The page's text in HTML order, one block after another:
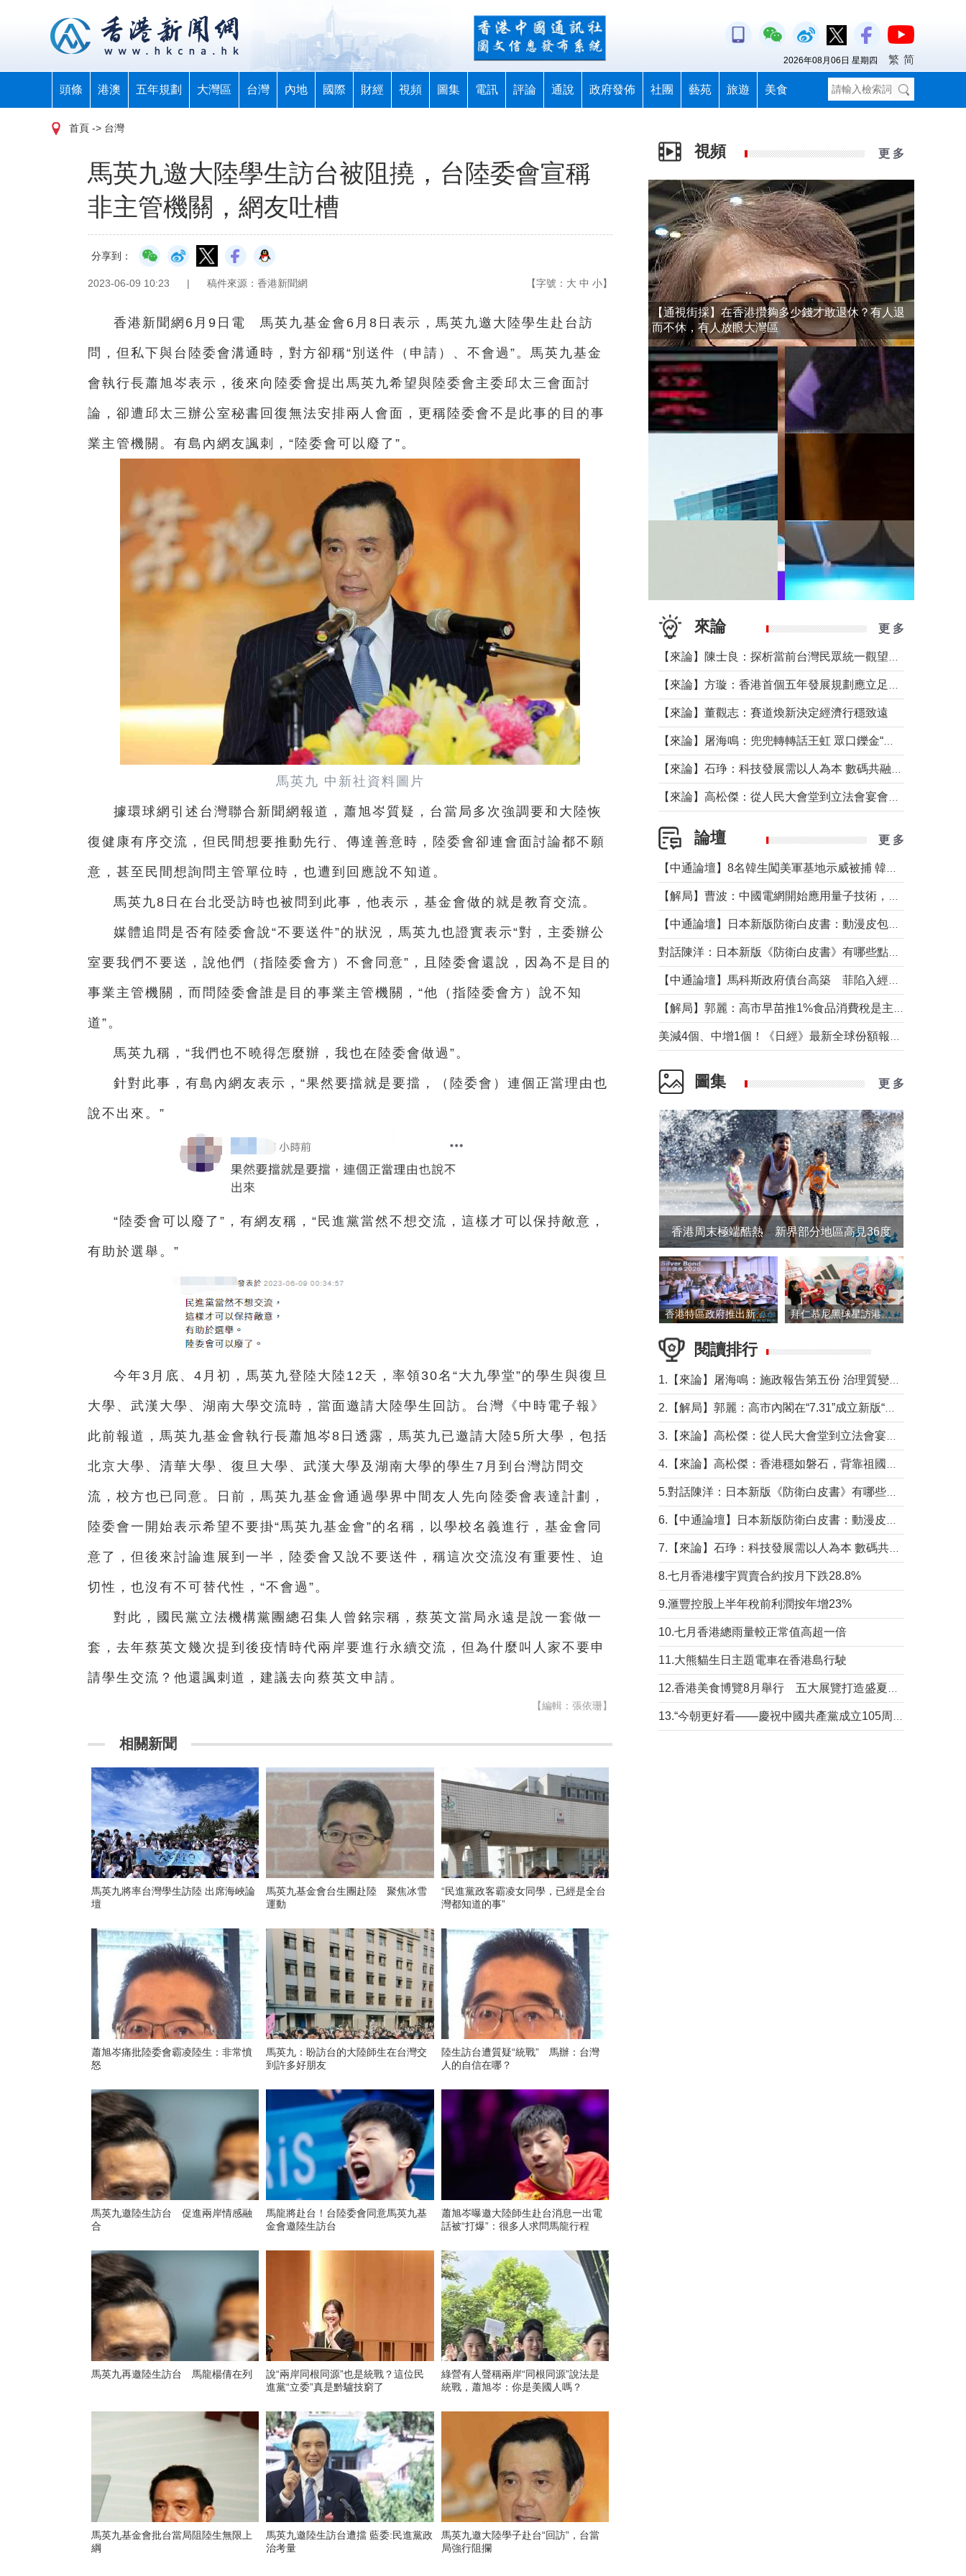
頭條 港澳 五年規劃 大灣區 台灣 內地 國際 財經 視頻 圖集 電訊 評論 通說 政府發佈 社團 藝苑 旅遊 美食
2026年08月06日 星期四 繁 简
首頁 -> 台灣
馬英九邀大陸學生訪台被阻撓，台陸委會宣稱
非主管機關，網友吐槽
分享到：
2023-06-09 10:23 | 稿件來源：香港新聞網 【字號： 大 中 小】
香港新聞網6月9日電 馬英九基金會6月8日表示，馬英九邀大陸學生赴台訪
問，但私下與台陸委會溝通時，對方卻稱“別送件（申請）、不會過”。馬英九基金
會執行長蕭旭岑表示，後來向陸委會提出馬英九希望與陸委會主委邱太三會面討
論，卻遭邱太三辦公室秘書回復無法安排兩人會面，更稱陸委會不是此事的目的事
業主管機關。有島內網友諷刺，“陸委會可以廢了”。
馬英九 中新社資料圖片
據環球網引述台灣聯合新聞網報道 ，蕭旭岑質疑，台當局多次強調要和大陸恢
復健康有序交流，但民間想要推動先行、傳達善意時，陸委會卻連會面討論都不願
意，甚至民間想詢問主管單位時，也遭到回應說不知道。
馬英九8日在台北受訪時也被問到此事，他表示，基金會做的就是教育交流。
媒體追問是否有陸委會說“不要送件”的狀況，馬英九也證實表示“對，主委辦公
室要我們不要送，說他們（指陸委會方）不會同意”，且陸委會還說，因為不是目的
事業主管機關，而問陸委會誰是目的事業主管機關，“他（指陸委會方）說不知
道”。
馬英九稱，“我們也不曉得怎麼辦，我也在陸委會做過”。
針對此事，有島內網友表示，“果然要擋就是要擋，（陸委會）連個正當理由也
說不出來。”
“陸委會可以廢了”，有網友稱，“民進黨當然不想交流，這樣才可以保持敵意，
有助於選舉。”
今年3月底、4月初，馬英九登陸大陸12天，率領30名“大九學堂”的學生與復旦
大學、武漢大學、湖南大學交流時，當面邀請大陸學生回訪。台灣《中時電子報》
此前報道，馬英九基金會執行長蕭旭岑8日透露，馬英九已邀請大陸5所大學，包括
北京大學、清華大學、復旦大學、武漢大學及湖南大學的學生7月到台灣訪問交
流，校方也已同意。日前，馬英九基金會通過學界中間友人先向陸委會表達計劃，
陸委會一開始表示希望不要掛“馬英九基金會”的名稱，以學校名義進行，基金會同
意了，但後來討論進展到一半，陸委會又說不要送件，稱這次交流沒有重要性、迫
切性，也沒有不可替代性，“不會過”。
對此，國民黨立法機構黨團總召集人曾銘宗稱，蔡英文當局永遠是說一套做一
套，去年蔡英文幾次提到後疫情時代兩岸要進行永續交流，但為什麼叫人家不要申
請學生交流？他還諷刺道，建議去向蔡英文申請。
【編輯：張依珊】
相關新聞
馬英九將率台灣學生訪陸 出席海峽論
壇
馬英九基金會台生團赴陸 聚焦冰雪
運動
“民進黨政客霸凌女同學，已經是全台
灣都知道的事”
蕭旭岑痛批陸委會霸凌陸生：非常憤
怒
馬英九：盼訪台的大陸師生在台灣交
到許多好朋友
陸生訪台遭質疑“統戰” 馬辦：台灣
人的自信在哪？
馬英九邀陸生訪台 促進兩岸情感融
合
馬龍將赴台！台陸委會同意馬英九基
金會邀陸生訪台
蕭旭岑曝邀大陸師生赴台消息一出電
話被“打爆”：很多人求問馬龍行程
馬英九再邀陸生訪台 馬龍楊倩在列
說“兩岸同根同源”也是統戰？這位民
進黨“立委”真是黔驢技窮了
綠營有人聲稱兩岸“同根同源”說法是
統戰，蕭旭岑：你是美國人嗎？
馬英九基金會批台當局阻陸生無限上
綱
馬英九邀陸生訪台遭擋 藍委:民進黨政
治考量
馬英九邀大陸學子赴台“回訪”，台當
局強行阻攔
視頻 更 多
【通視街採】在香港攢夠多少錢才敢退休？有人退
而不休，有人放眼大灣區
來論 更 多
【來論】董觀志：賽道煥新決定經濟行穩致遠
論壇 更 多
圖集 更 多
香港周末極端酷熱 新界部分地區高見36度
香港特區政府推出新一批銀色債券 每手1萬元保底息4.25厘 拜仁慕尼黑球星訪港 與球迷近距離互動
閱讀排行
8.七月香港樓宇買賣合約按月下跌28.8%
9.滙豐控股上半年稅前利潤按年增23%
10.七月香港總雨量較正常值高超一倍
11.大熊貓生日主題電車在香港島行駛